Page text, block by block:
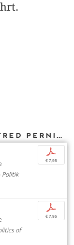
Weitere Texte von Manfred Pernice bei DIAPHANES
Politik
p
€ 7,95
of
p
€ 7,95